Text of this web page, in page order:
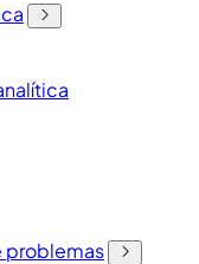
problemas